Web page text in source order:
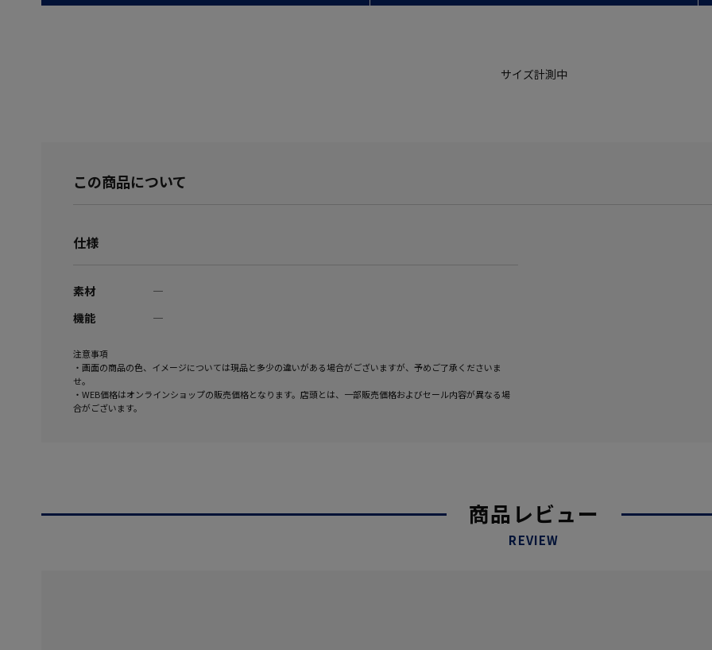
サイズ計測中
この商品について
仕様
素材
―
機能
―
注意事項
・画面の商品の色、イメージについては現品と多少の違いがある場合がございますが、予めご了承くださいま
せ。
・WEB価格はオンラインショップの販売価格となります。店頭とは、一部販売価格およびセール内容が異なる場
合がございます。
商品レビュー
REVIEW